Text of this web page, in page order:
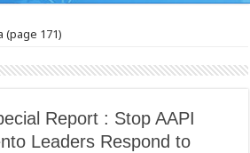
(page 171)
Report : Stop AAPI
Leaders Respond to